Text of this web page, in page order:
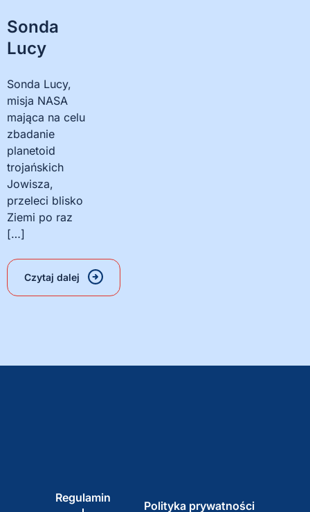
Sonda
Lucy
Sonda Lucy,
misja NASA
mająca na celu
zbadanie
planetoid
trojańskich
Jowisza,
przeleci blisko
Ziemi po raz
[…]
Czytaj dalej
Regulamin
Polityka prywatności